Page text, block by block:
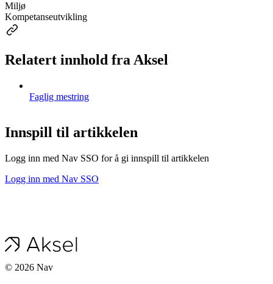
Miljø
Kompetanseutvikling
Relatert innhold fra Aksel
Faglig mestring
Innspill til artikkelen
Logg inn med Nav SSO for å gi innspill til artikkelen
Logg inn med Nav SSO
© 2026 Nav